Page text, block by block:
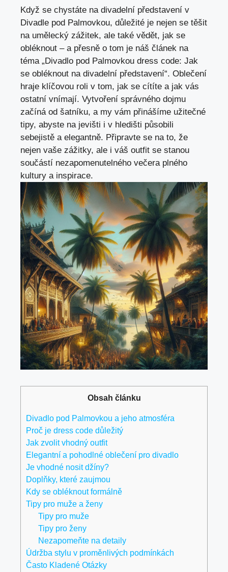
Když se chystáte​ na divadelní představení v
Divadle pod Palmovkou, důležité je⁤ nejen se těšit⁣
na umělecký zážitek, ale také vědět,⁣ jak se
‌obléknout – a přesně o tom⁣ je náš ⁣článek na
téma „Divadlo pod Palmovkou dress code: Jak
se⁣ obléknout na divadelní představení“.⁣ Oblečení
hraje klíčovou roli v ⁣tom, jak se cítíte ​a jak vás
ostatní vnímají. Vytvoření správného dojmu
začíná od ⁣šatníku, a my ‌vám přinášíme užitečné
tipy, abyste na ⁣jevišti i⁣ v‍ hledišti⁤ působili
sebejistě a elegantně.​ Připravte ⁢se⁢ na ‍to, že
nejen vaše zážitky, ale i váš outfit se stanou
‌součástí nezapomenutelného ⁢večera ‍plného
kultury a inspirace.
Obsah článku
Divadlo pod ‌Palmovkou a jeho atmosféra
Proč je ​dress code důležitý
Jak⁢ zvolit vhodný outfit
Elegantní a pohodlné‌ oblečení pro divadlo
Je vhodné nosit‍ džíny?
Doplňky, ⁤které zaujmou
Kdy se obléknout ⁣formálně
Tipy pro‍ muže a ženy
Tipy pro muže
Tipy pro ženy
Nezapomeňte na detaily
Údržba stylu v proměnlivých podmínkách
Často ‌Kladené Otázky